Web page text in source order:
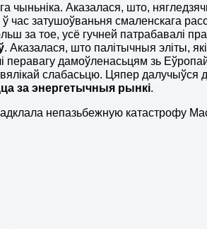
чыньніка. Аказалася, што,
ў час затушоўваньня смаленскага
за тое, усё гучней патрабавалі
. Аказалася, што палітычныя эліты,
перавагу дамоўленасьцям зь
слабасьцю. Цяпер далучыўся
за энергетычныя рынкі.
адклала непазьбежную катастрофу